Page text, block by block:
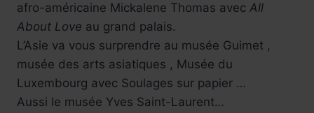
afro-américaine Mickalene Thomas avec All
About Love au grand palais.
L’Asie va vous surprendre au musée Guimet ,
musée des arts asiatiques , Musée du
Luxembourg avec Soulages sur papier …
Aussi le musée Yves Saint-Laurent…